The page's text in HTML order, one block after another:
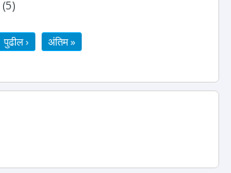
(5)
पुढील › अंतिम »